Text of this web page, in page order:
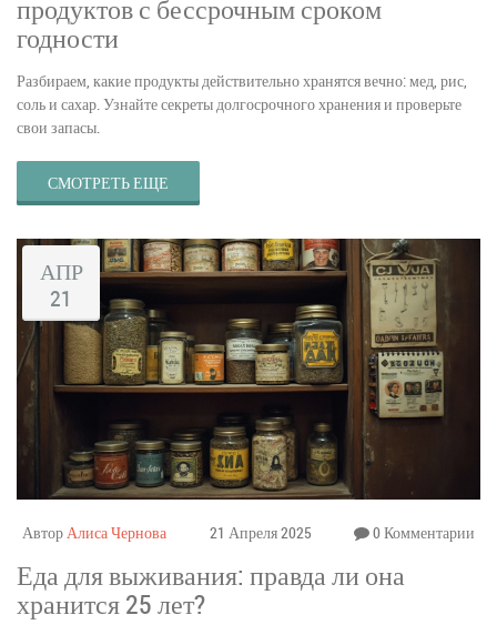
продуктов с бессрочным сроком
годности
Разбираем, какие продукты действительно хранятся вечно: мед, рис,
соль и сахар. Узнайте секреты долгосрочного хранения и проверьте
свои запасы.
СМОТРЕТЬ ЕЩЕ
АПР
21
АвторАлиса Чернова 21 Апреля 2025 0 Комментарии
Еда для выживания: правда ли она
хранится 25 лет?